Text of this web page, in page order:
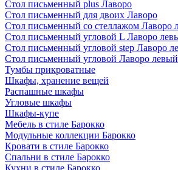
Стол письменный plus Лаворо
Стол письменный для двоих Лаворо
Стол письменный со стеллажом Лаворо
Стол письменный угловой L Лаворо
Стол письменный угловой step Лаворо
Стол письменный угловой Лаворо
Тумбы прикроватные
Шкафы, хранение вещей
Распашные шкафы
Угловые шкафы
Шкафы-купе
Мебель в стиле Барокко
Модульные коллекции Барокко
Кровати в стиле Барокко
Спальни в стиле Барокко
Кухни в стиле Барокко